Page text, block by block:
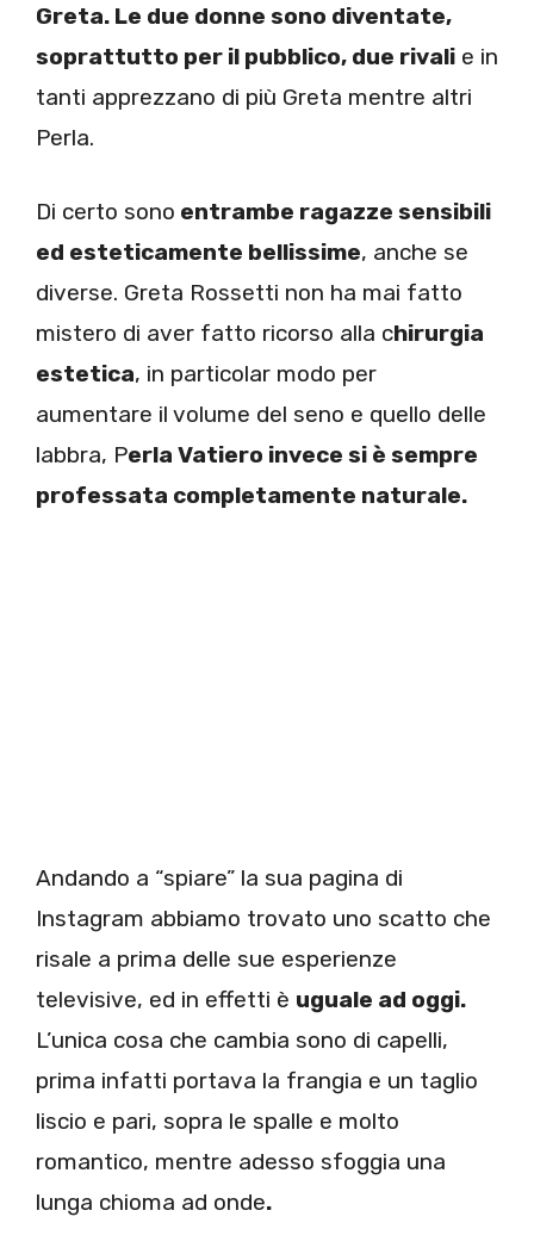
Greta. Le due donne sono diventate,
soprattutto per il pubblico, due rivali e in
tanti apprezzano di più Greta mentre altri
Perla.
Di certo sono entrambe ragazze sensibili
ed esteticamente bellissime, anche se
diverse. Greta Rossetti non ha mai fatto
mistero di aver fatto ricorso alla chirurgia
estetica, in particolar modo per
aumentare il volume del seno e quello delle
labbra, Perla Vatiero invece si è sempre
professata completamente naturale.
Andando a “spiare” la sua pagina di
Instagram abbiamo trovato uno scatto che
risale a prima delle sue esperienze
televisive, ed in effetti è uguale ad oggi.
L’unica cosa che cambia sono di capelli,
prima infatti portava la frangia e un taglio
liscio e pari, sopra le spalle e molto
romantico, mentre adesso sfoggia una
lunga chioma ad onde.